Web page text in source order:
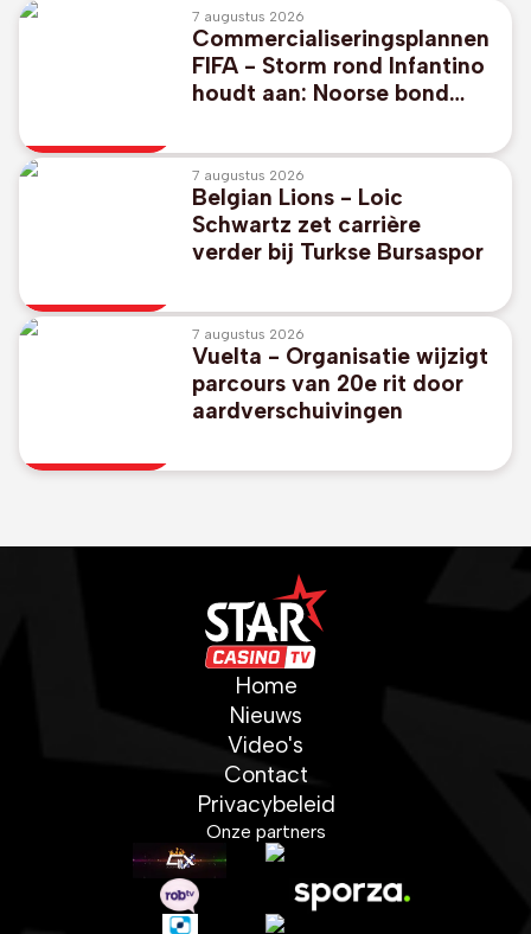
7 augustus 2026
Commercialiseringsplannen
FIFA - Storm rond Infantino
houdt aan: Noorse bond
Argentinië/Mexico
7 augustus 2026
Belgian Lions - Loic
Schwartz zet carrière
verder bij Turkse Bursaspor
7 augustus 2026
Vuelta - Organisatie wijzigt
parcours van 20e rit door
aardverschuivingen
Home
Nieuws
Video's
Contact
Privacybeleid
Onze partners